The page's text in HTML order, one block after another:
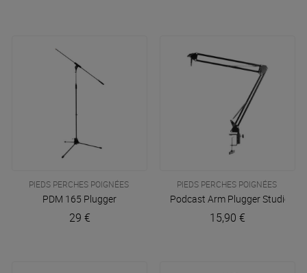
PIEDS PERCHES POIGNÉES
PDM 165 Plugger
29 €
PIEDS PERCHES POIGNÉES
Podcast Arm Plugger Studio
15,90 €